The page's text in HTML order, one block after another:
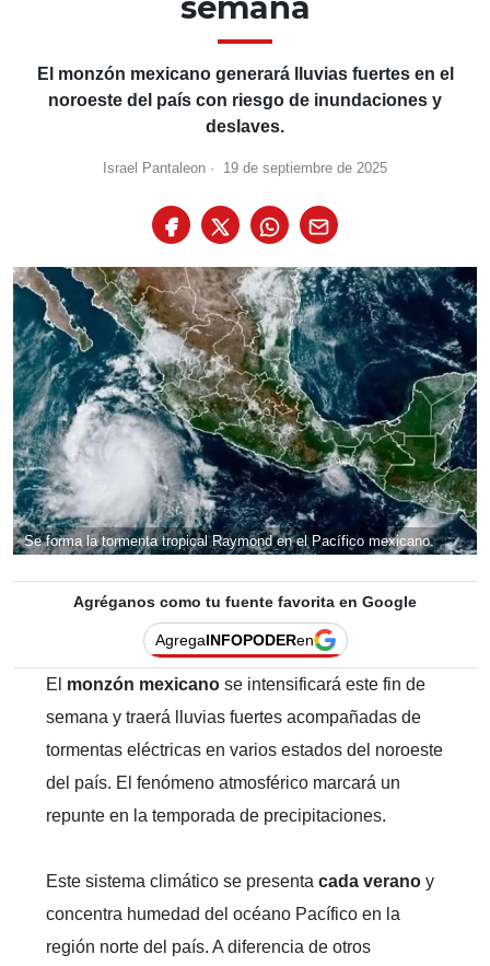
El monzón mexicano generará lluvias fuertes en el
noroeste del país con riesgo de inundaciones y
deslaves.
Israel Pantaleon · 19 de septiembre de 2025
Se forma la tormenta tropical Raymond en el Pacífico mexicano.
Agréganos como tu fuente favorita en Google
AgregaINFOPODERen
El monzón mexicano se intensificará este fin de
semana y traerá lluvias fuertes acompañadas de
tormentas eléctricas en varios estados del noroeste
del país. El fenómeno atmosférico marcará un
repunte en la temporada de precipitaciones.
Este sistema climático se presenta cada verano y
concentra humedad del océano Pacífico en la
región norte del país. A diferencia de otros